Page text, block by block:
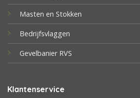
Masten en Stokken
Bedrijfsvlaggen
Gevelbanier RVS
Klantenservice